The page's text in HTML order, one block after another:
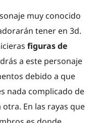
muy conocido
tener en 3d.
figuras de
a este personaje
debido a que
nada complicado de
En las rayas que